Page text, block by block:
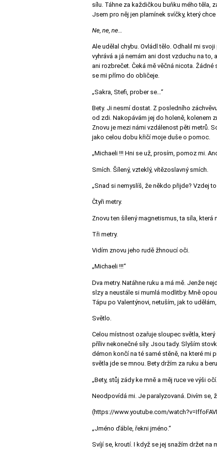
sílu. Táhne za každičkou buňku mého těla,
Jsem pro něj jen plamínek svíčky, který
Ne, ne, ne…
Ale udělal chybu. Ovládl tělo. Odhalil mi
vyhrává a já nemám ani dost vzduchu na
ani rozbrečet. Čeká mě věčná nicota.
se mi přímo do obličeje.
„Sakra, Stefi, prober se…“
Bety. Ji nesmí dostat. Z posledního
od zdi. Nakopávám jej do holeně, kolenem
Znovu je mezi námi vzdálenost pěti metrů.
jako celou dobu křičí moje duše o pomoc.
„Michaeli !!! Hni se už, prosím, pomoz mi.
Smích. Šílený, vzteklý, vítězoslavný smích.
„Snad si nemyslíš, že někdo přijde? Vzdej
Čtyři metry.
Znovu ten šílený magnetismus, ta síla,
Tři metry.
Vidím znovu jeho rudě žhnoucí oči.
„Michaeli !!!“
Dva metry. Natáhne ruku a má mě. Jenže
slzy a neustále si mumlá modlitby. Mně
Tápu po Valentýnovi, netuším, jak to
Světlo.
Celou místnost ozařuje sloupec světla,
příliv nekonečné síly. Jsou tady. Slyším
démon končí na té samé stěně, na které mi
světla jde se mnou. Bety držím za ruku a
„Bety, stůj zády ke mně a měj ruce ve výši
Neodpovídá mi. Je paralyzovaná. Divím se,
(https://www.youtube.com/
„Jméno ďáble, řekni jméno.“
Svíjí se, kroutí. I když se jej snažím držet na